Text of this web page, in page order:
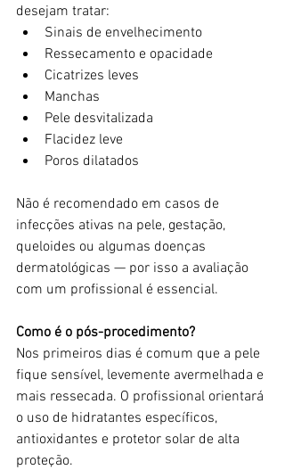
desejam tratar:
Sinais de envelhecimento
Ressecamento e opacidade
Cicatrizes leves
Manchas
Pele desvitalizada
Flacidez leve
Poros dilatados
Não é recomendado em casos de
infecções ativas na pele, gestação,
queloides ou algumas doenças
dermatológicas — por isso a avaliação
com um profissional é essencial.
Como é o pós-procedimento?
Nos primeiros dias é comum que a pele
fique sensível, levemente avermelhada e
mais ressecada. O profissional orientará
o uso de hidratantes específicos,
antioxidantes e protetor solar de alta
proteção.